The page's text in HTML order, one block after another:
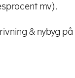
mv).
& nybyg på